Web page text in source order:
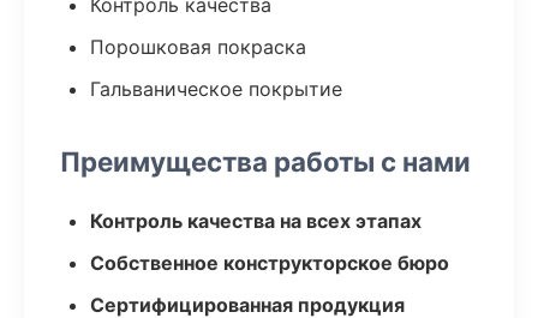
Контроль качества
Порошковая покраска
Гальваническое покрытие
Преимущества работы с нами
Контроль качества на всех этапах
Собственное конструкторское бюро
Сертифицированная продукция